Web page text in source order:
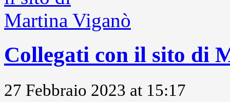
Collegati con il sito di
27 Febbraio 2023 at 15:17